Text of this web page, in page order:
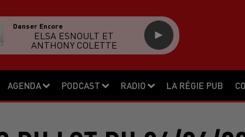
AGENDA PODCAST RADIO LA RÉGIE PUB
Danser Encore
ELSA ESNOULT ET
ANTHONY COLETTE